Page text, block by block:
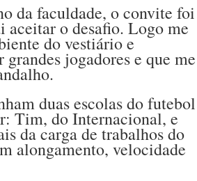
da faculdade, o convite foi
aceitar o desafio. Logo me
do vestiário e
jogadores e que me
duas escolas do futebol
Tim, do Internacional, e
da carga de trabalhos do
alongamento, velocidade